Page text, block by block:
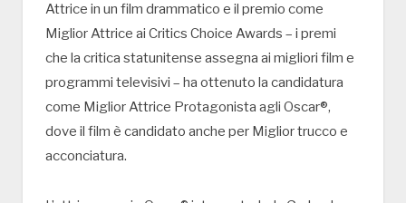
Attrice in un film drammatico e il premio come
Miglior Attrice ai Critics Choice Awards – i premi
che la critica statunitense assegna ai migliori film e
programmi televisivi – ha ottenuto la candidatura
come Miglior Attrice Protagonista agli Oscar®,
dove il film è candidato anche per Miglior trucco e
acconciatura.